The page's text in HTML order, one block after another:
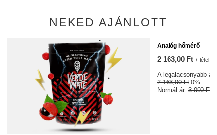
NEKED AJÁNLOTT
Analóg hőmérő
2 163,00 Ft / tétel
A legalacsonyabb
2 163,00 Ft 0%
Normál ár: 3 090 Ft